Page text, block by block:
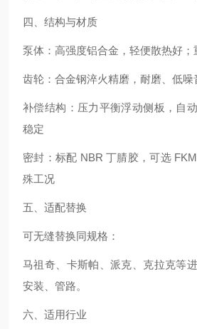
四、结构与材质
泵体：高强度铝合金，轻便散热好；
齿轮：合金钢淬火精磨，耐磨、低噪
补偿结构：压力平衡浮动侧板，自
稳定
密封：标配 NBR 丁腈胶，可选
殊工况
五、适配替换
可无缝替换同规格：
马祖奇、卡斯帕、派克、克拉克等
安装、管路。
六、适用行业